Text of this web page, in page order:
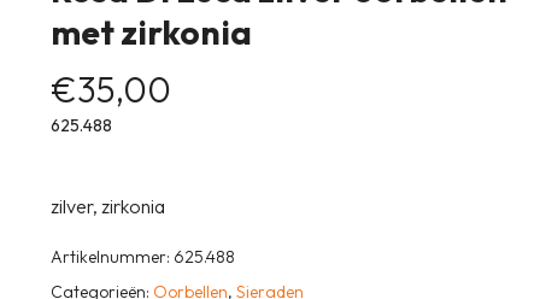
met zirkonia
€35,00
625.488
zilver, zirkonia
Artikelnummer: 625.488
Categorieën: Oorbellen, Sieraden